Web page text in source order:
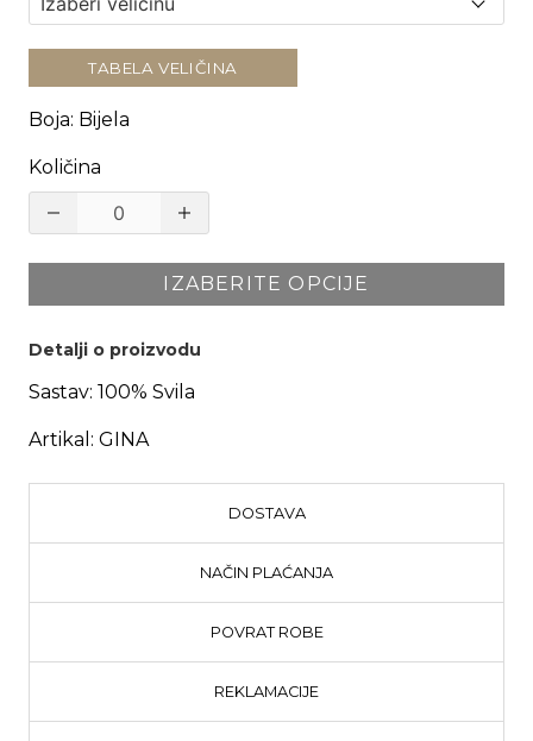
TABELA VELIČINA
Boja: Bijela
Količina
IZABERITE OPCIJE
Detalji o proizvodu
Sastav: 100% Svila
Artikal: GINA
DOSTAVA
NAČIN PLAĆANJA
POVRAT ROBE
REKLAMACIJE